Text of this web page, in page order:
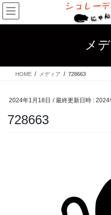
コ
ン
テ
ス
ナ
ビ
ゲ
ン
メ
HOME メディア 728663
2024年1月18日 / 最終更新日時 : 2024
728663